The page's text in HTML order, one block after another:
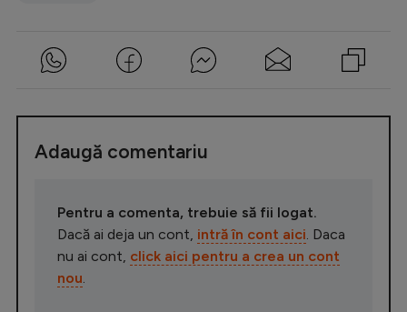
Adaugă comentariu
Pentru a comenta, trebuie să fii logat.
Dacă ai deja un cont, intră în cont aici . Daca
nu ai cont, click aici pentru a crea un cont
nou